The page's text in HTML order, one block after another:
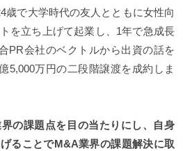
歳で大学時代の友人とともに女性向
を立ち上げて起業し、1年で急成長
PR会社のベクトルから出資の話を
5,000万円の二段階譲渡を成約しま
の課題点を目の当たりにし、自身
ることでM&A業界の課題解決に取